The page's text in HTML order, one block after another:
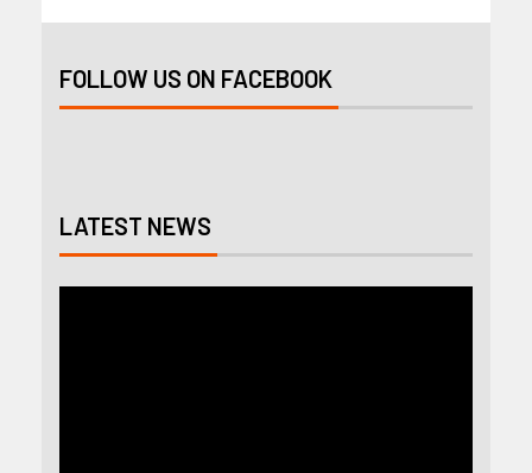
FOLLOW US ON FACEBOOK
LATEST NEWS